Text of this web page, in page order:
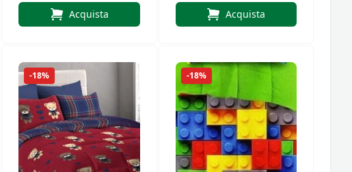
Art. NavidadAcquista Acquista
-18% -18%